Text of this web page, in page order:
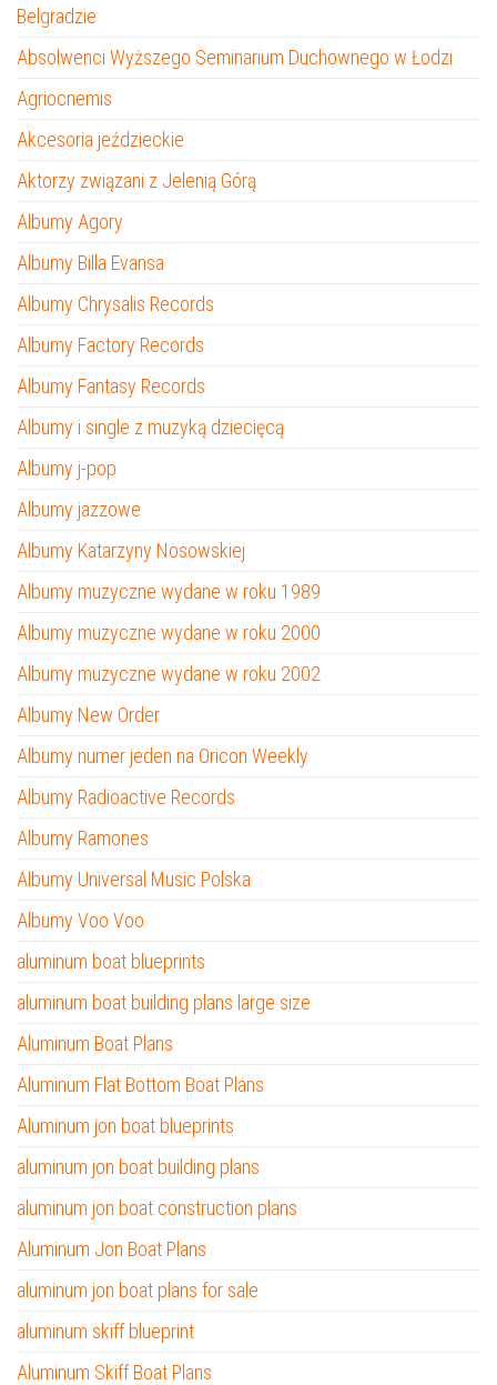
Belgradzie
Absolwenci Wyższego Seminarium Duchownego w Łodzi
Agriocnemis
Akcesoria jeździeckie
Aktorzy związani z Jelenią Górą
Albumy Agory
Albumy Billa Evansa
Albumy Chrysalis Records
Albumy Factory Records
Albumy Fantasy Records
Albumy i single z muzyką dziecięcą
Albumy j-pop
Albumy jazzowe
Albumy Katarzyny Nosowskiej
Albumy muzyczne wydane w roku 1989
Albumy muzyczne wydane w roku 2000
Albumy muzyczne wydane w roku 2002
Albumy New Order
Albumy numer jeden na Oricon Weekly
Albumy Radioactive Records
Albumy Ramones
Albumy Universal Music Polska
Albumy Voo Voo
aluminum boat blueprints
aluminum boat building plans large size
Aluminum Boat Plans
Aluminum Flat Bottom Boat Plans
Aluminum jon boat blueprints
aluminum jon boat building plans
aluminum jon boat construction plans
Aluminum Jon Boat Plans
aluminum jon boat plans for sale
aluminum skiff blueprint
Aluminum Skiff Boat Plans